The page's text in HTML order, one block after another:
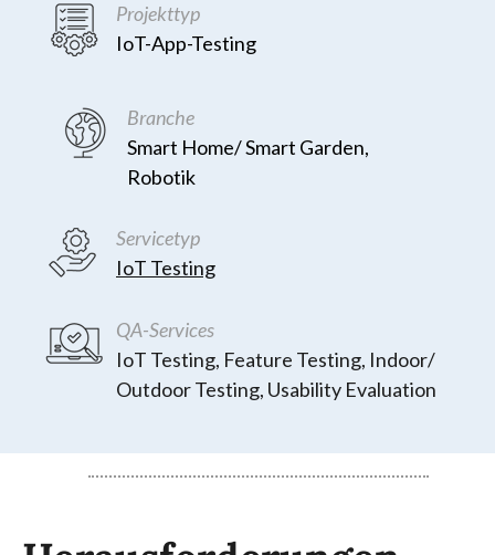
Projekttyp
IoT-App-Testing
Branche
Smart Home/ Smart Garden,
Robotik
Servicetyp
IoT Testing
QA-Services
IoT Testing, Feature Testing, Indoor/
Outdoor Testing, Usability Evaluation